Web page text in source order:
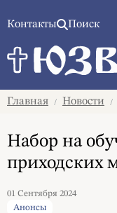
Контакты Поиск
Главная / Новости /
Набор на
приходских
01 Сентября 2024
Анонсы